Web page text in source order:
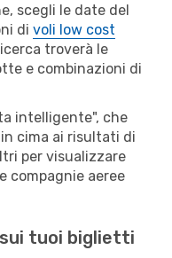
scegli le date del
di voli low cost
troverà le
e combinazioni di
intelligente", che
cima ai risultati di
per visualizzare
compagnie aeree
tuoi biglietti